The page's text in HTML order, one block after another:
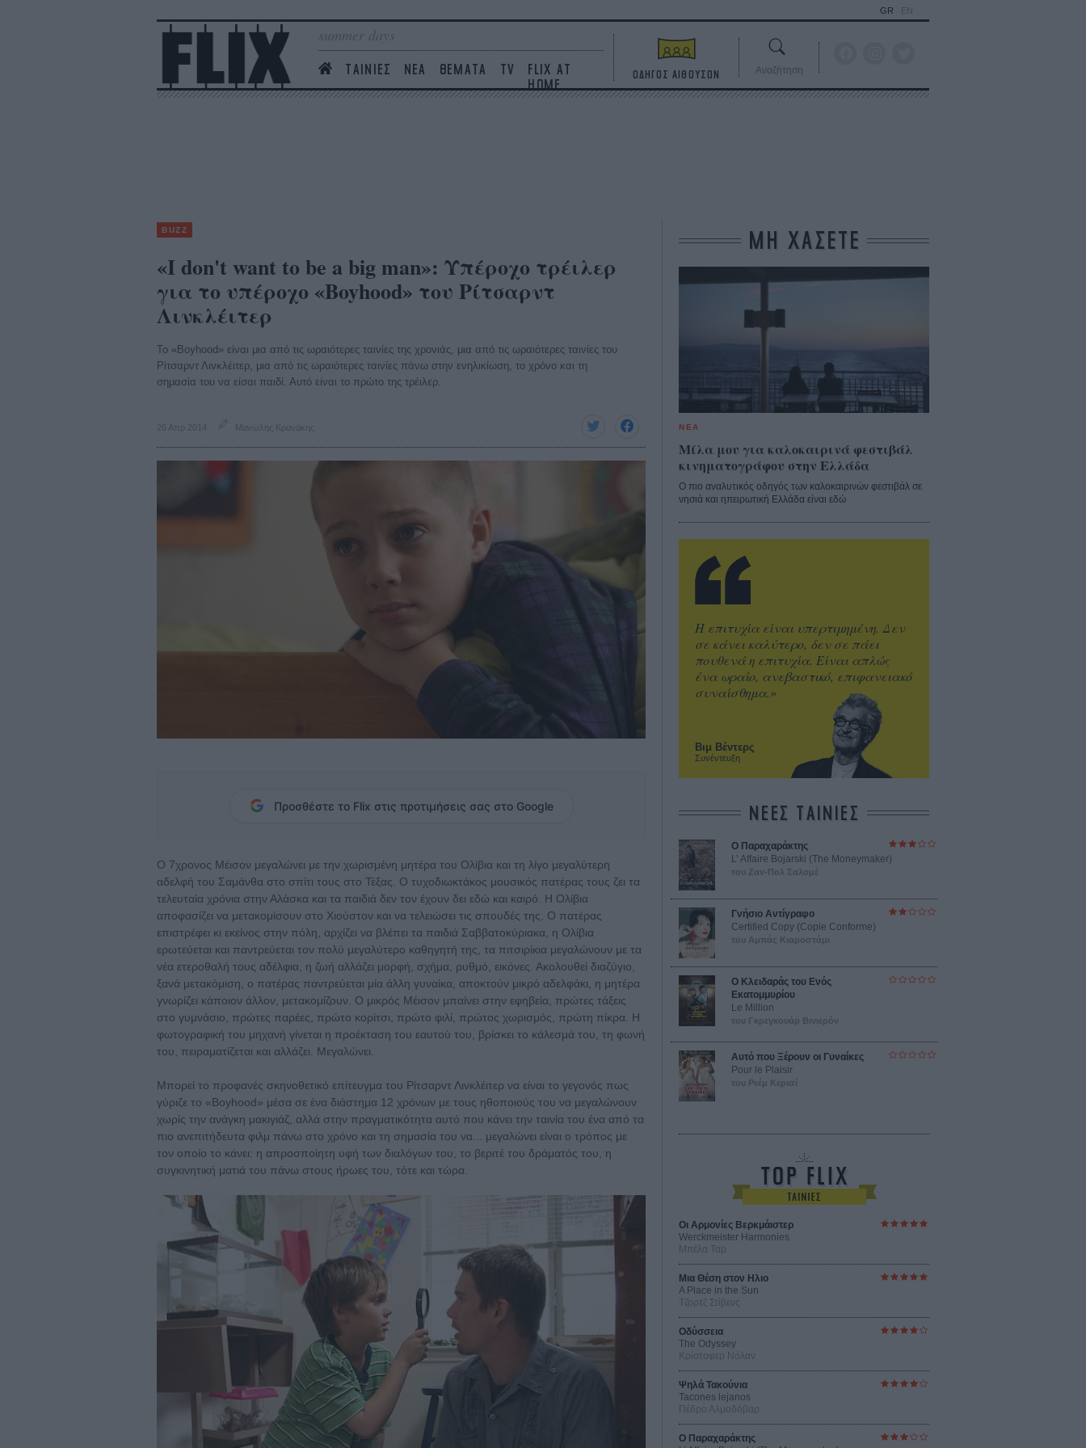
summer days
ΤΑΙΝΙΕΣ ΝΕΑ ΘΕΜΑΤΑ TV
FLIX AT
HOME
GR EN
ΟΔΗΓΟΣ ΑΙΘΟΥΣΩΝ Αναζήτηση
BUZZ
«I don't want to be a big man»: Υπέροχο τρέιλερ
για το υπέροχο «Boyhood» του Ρίτσαρντ
Λινκλέιτερ
Το «Boyhood» είναι μια από τις ωραιότερες ταινίες της χρονιάς, μια από τις ωραιότερες ταινίες του
Ρίτσαρντ Λινκλέιτερ, μια από τις ωραιότερες ταινίες πάνω στην ενηλικίωση, το χρόνο και τη
σημασία του να είσαι παιδί. Αυτό είναι το πρώτο της τρέιλερ.
26 Απρ 2014 Μανώλης Κρανάκης
Προσθέστε το Flix στις προτιμήσεις σας στο Google
Ο 7χρονος Μέισον μεγαλώνει με την χωρισμένη μητέρα του Ολίβια και τη λίγο μεγαλύτερη
αδελφή του Σαμάνθα στο σπίτι τους στο Τέξας. Ο τυχοδιωκτάκος μουσικός πατέρας τους ζει τα
τελευταία χρόνια στην Αλάσκα και τα παιδιά δεν τον έχουν δει εδώ και καιρό. Η Ολίβια
αποφασίζει να μετακομίσουν στο Χιούστον και να τελειώσει τις σπουδές της. Ο πατέρας
επιστρέφει κι εκείνος στην πόλη, αρχίζει να βλέπει τα παιδιά Σαββατοκύριακα, η Ολίβια
ερωτεύεται και παντρεύεται τον πολύ μεγαλύτερο καθηγητή της, τα πιτσιρίκια μεγαλώνουν με τα
νέα ετεροθαλή τους αδέλφια, η ζωή αλλάζει μορφή, σχήμα, ρυθμό, εικόνες. Ακολουθεί διαζύγιο,
ξανά μετακόμιση, ο πατέρας παντρεύεται μία άλλη γυναίκα, αποκτούν μικρό αδελφάκι, η μητέρα
γνωρίζει κάποιον άλλον, μετακομίζουν. Ο μικρός Μέισον μπαίνει στην εφηβεία, πρώτες τάξεις
στο γυμνάσιο, πρώτες παρέες, πρώτο κορίτσι, πρώτο φιλί, πρώτος χωρισμός, πρώτη πίκρα. Η
φωτογραφική του μηχανή γίνεται η προέκταση του εαυτού του, βρίσκει το κάλεσμά του, τη φωνή
του, πειραματίζεται και αλλάζει. Μεγαλώνει.
Μπορεί το προφανές σκηνοθετικό επίτευγμα του Ρίτσαρντ Λινκλέιτερ να είναι το γεγονός πως
γύριζε το «Boyhood» μέσα σε ένα διάστημα 12 χρόνων με τους ηθοποιούς του να μεγαλώνουν
χωρίς την ανάγκη μακιγιάζ, αλλά στην πραγματικότητα αυτό που κάνει την ταινία του ένα από τα
πιο ανεπιτήδευτα φιλμ πάνω στο χρόνο και τη σημασία του να... μεγαλώνει είναι ο τρόπος με
τον οποίο το κάνει: η απροσποίητη υφή των διαλόγων του, το βεριτέ του δράματός του, η
συγκινητική ματιά του πάνω στους ήρωες του, τότε και τώρα.
ΜΗ ΧΑΣΕΤΕ
ΝΕΑ
Μίλα μου για καλοκαιρινά φεστιβάλ
κινηματογράφου στην Ελλάδα
Ο πιο αναλυτικός οδηγός των καλοκαιρινών φεστιβάλ σε
νησιά και ηπειρωτική Ελλάδα είναι εδώ
Βιμ Βέντερς
Συνέντευξη
Η επιτυχία είναι υπερτιμημένη. Δεν
σε κάνει καλύτερο, δεν σε πάει
πουθενά η επιτυχία. Είναι απλώς
ένα ωραίο, ανεβαστικό, επιφανειακό
συναίσθημα.»
ΝΕΕΣ ΤΑΙΝΙΕΣ
Ο Παραχαράκτης
L’ Affaire Bojarski (The Moneymaker)
του Ζαν-Πολ Σαλομέ
Γνήσιο Αντίγραφο
Certified Copy (Copie Conforme)
του Αμπάς Κιαροστάμι
Ο Κλειδαράς του Ενός
Εκατομμυρίου
Le Million
του Γκρεγκουάρ Βινιερόν
Αυτό που Ξέρουν οι Γυναίκες
Pour le Plaisir
του Ρεέμ Κερισί
Οι Αρμονίες Βερκμάιστερ
Werckmeister Harmonies
Μπέλα Ταρ
Μια Θέση στον Ηλιο
A Place in the Sun
Τζορτζ Στίβενς
Οδύσσεια
The Odyssey
Κρίστοφερ Νόλαν
Ψηλά Τακούνια
Tacones lejanos
Πέδρο Αλμοδόβαρ
Ο Παραχαράκτης